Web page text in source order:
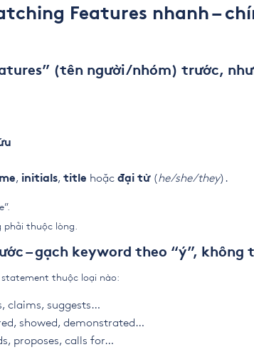
Features nhanh –
(tên người/nhóm) trước,
, initials, title hoặc đại từ(he/she/they).
phải thuộc lòng.
– gạch keyword theo “ý”, không
statement thuộc loại nào:
claims, suggests…
showed, demonstrated…
proposes, calls for…